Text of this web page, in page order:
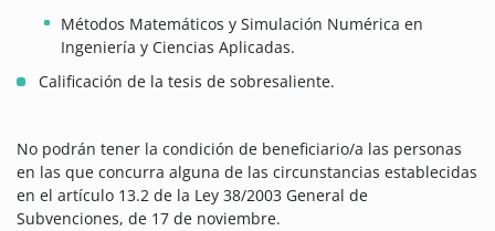
Métodos Matemáticos y Simulación Numérica en
Ingeniería y Ciencias Aplicadas.
Calificación de la tesis de sobresaliente.
No podrán tener la condición de beneficiario/a las personas
en las que concurra alguna de las circunstancias establecidas
en el artículo 13.2 de la Ley 38/2003 General de
Subvenciones, de 17 de noviembre.